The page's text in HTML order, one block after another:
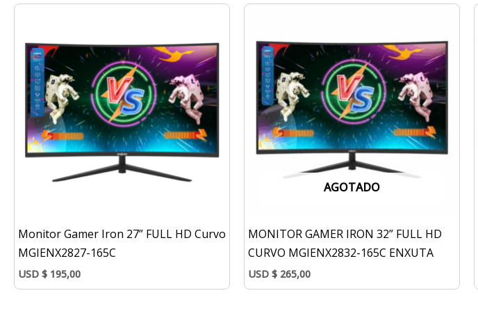
Monitor Gamer Iron 27” FULL HD Curvo
MGIENX2827-165C
USD $195,00
AGOTADO
MONITOR GAMER IRON 32” FULL HD
CURVO MGIENX2832-165C ENXUTA
USD $265,00